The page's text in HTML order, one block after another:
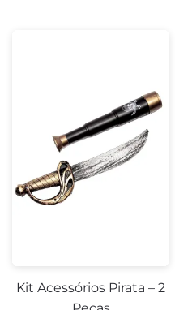
Kit Acessórios Pirata – 2